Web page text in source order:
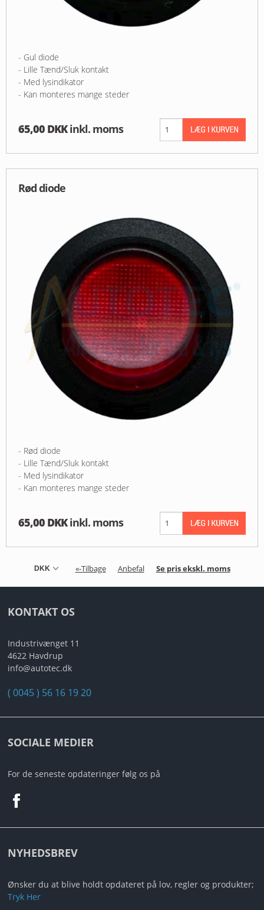
- Gul diode
- Lille Tænd/Sluk kontakt
- Med lysindikator
- Kan monteres mange steder
65,00 DKK inkl. moms
Rød diode
- Rød diode
- Lille Tænd/Sluk kontakt
- Med lysindikator
- Kan monteres mange steder
65,00 DKK inkl. moms
«-Tilbage Anbefal Se pris ekskl. moms
KONTAKT OS
Industrivænget 11
4622 Havdrup
info@autotec.dk
( 0045 ) 56 16 19 20
SOCIALE MEDIER
For de seneste opdateringer følg os på
NYHEDSBREV
Ønsker du at blive holdt opdateret på lov, regler og produkter;
Tryk Her